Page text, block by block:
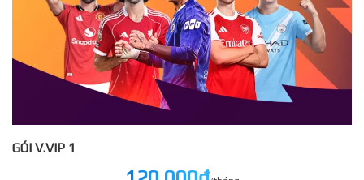
GÓI V.VIP 1